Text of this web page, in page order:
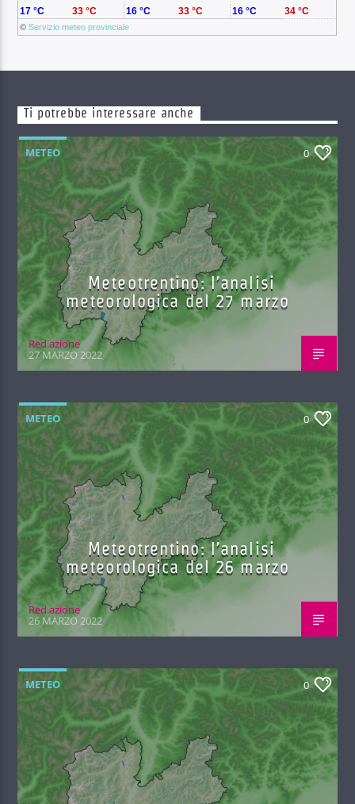
©Servizio meteo provinciale
17 °C 33 °C 16 °C 33 °C 16 °C 34 °C
Ti potrebbe interessare anche
METEO 0
Meteotrentino: l’analisi
meteorologica del 27 marzo
Red.azione
27 MARZO 2022
METEO 0
Meteotrentino: l’analisi
meteorologica del 26 marzo
Red.azione
26 MARZO 2022
METEO 0